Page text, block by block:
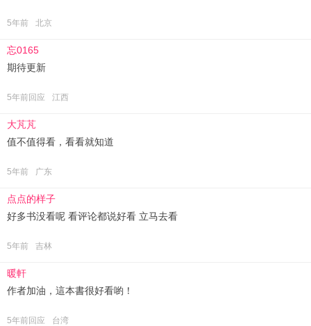
5年前 北京
忘0165
期待更新
5年前回应 江西
大芃芃
值不值得看，看看就知道
5年前 广东
点点的样子
好多书没看呢 看评论都说好看 立马去看
5年前 吉林
暖軒
作者加油，這本書很好看喲！
5年前回应 台湾